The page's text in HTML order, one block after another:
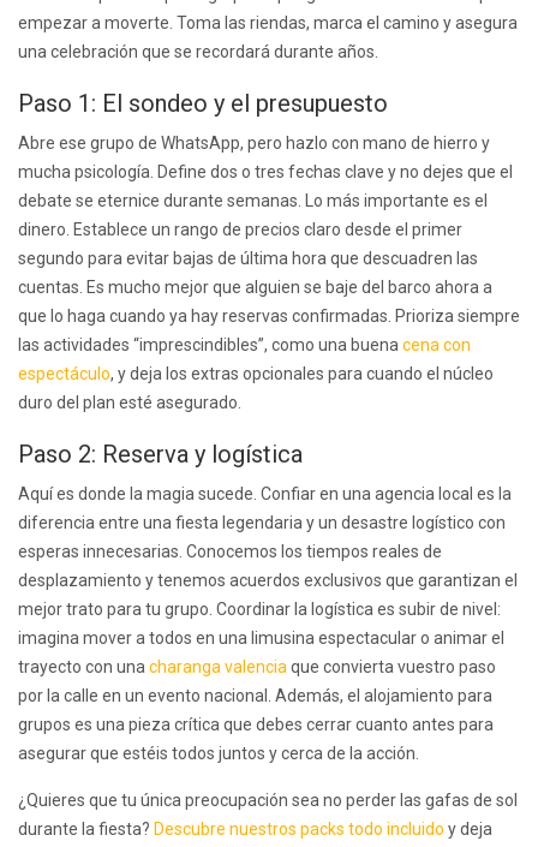
empezar a moverte. Toma las riendas, marca el camino y asegura
una celebración que se recordará durante años.
Paso 1: El sondeo y el presupuesto
Abre ese grupo de WhatsApp, pero hazlo con mano de hierro y
mucha psicología. Define dos o tres fechas clave y no dejes que el
debate se eternice durante semanas. Lo más importante es el
dinero. Establece un rango de precios claro desde el primer
segundo para evitar bajas de última hora que descuadren las
cuentas. Es mucho mejor que alguien se baje del barco ahora a
que lo haga cuando ya hay reservas confirmadas. Prioriza siempre
las actividades “imprescindibles”, como una buena cena con
espectáculo, y deja los extras opcionales para cuando el núcleo
duro del plan esté asegurado.
Paso 2: Reserva y logística
Aquí es donde la magia sucede. Confiar en una agencia local es la
diferencia entre una fiesta legendaria y un desastre logístico con
esperas innecesarias. Conocemos los tiempos reales de
desplazamiento y tenemos acuerdos exclusivos que garantizan el
mejor trato para tu grupo. Coordinar la logística es subir de nivel:
imagina mover a todos en una limusina espectacular o animar el
trayecto con una charanga valencia que convierta vuestro paso
por la calle en un evento nacional. Además, el alojamiento para
grupos es una pieza crítica que debes cerrar cuanto antes para
asegurar que estéis todos juntos y cerca de la acción.
¿Quieres que tu única preocupación sea no perder las gafas de sol
durante la fiesta? Descubre nuestros packs todo incluido y deja